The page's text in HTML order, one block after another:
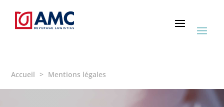
Accueil > Mentions légales